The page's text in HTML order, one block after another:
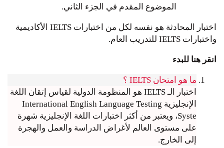
الموضوع المقدم في الجزء الثاني.
اختبار المحادثة هو نفسه لكل من اختبارات IELTS الأكاديمية
واختبارات IELTS للتدريب العام.
انقر هنا للبدء
ما هو امتحان IELTS ؟
اختبار الـ IELTS هو المنظومة الدولية لقياس إتقان اللغة
الإنجليزية International English Language Testing
Syste، ويعتبر من أكثر اختبارات اللغة الإنجليزية شهرة
على مستوى العالم لأغراض الدراسة والعمل والهجرة
إلى الخارج.